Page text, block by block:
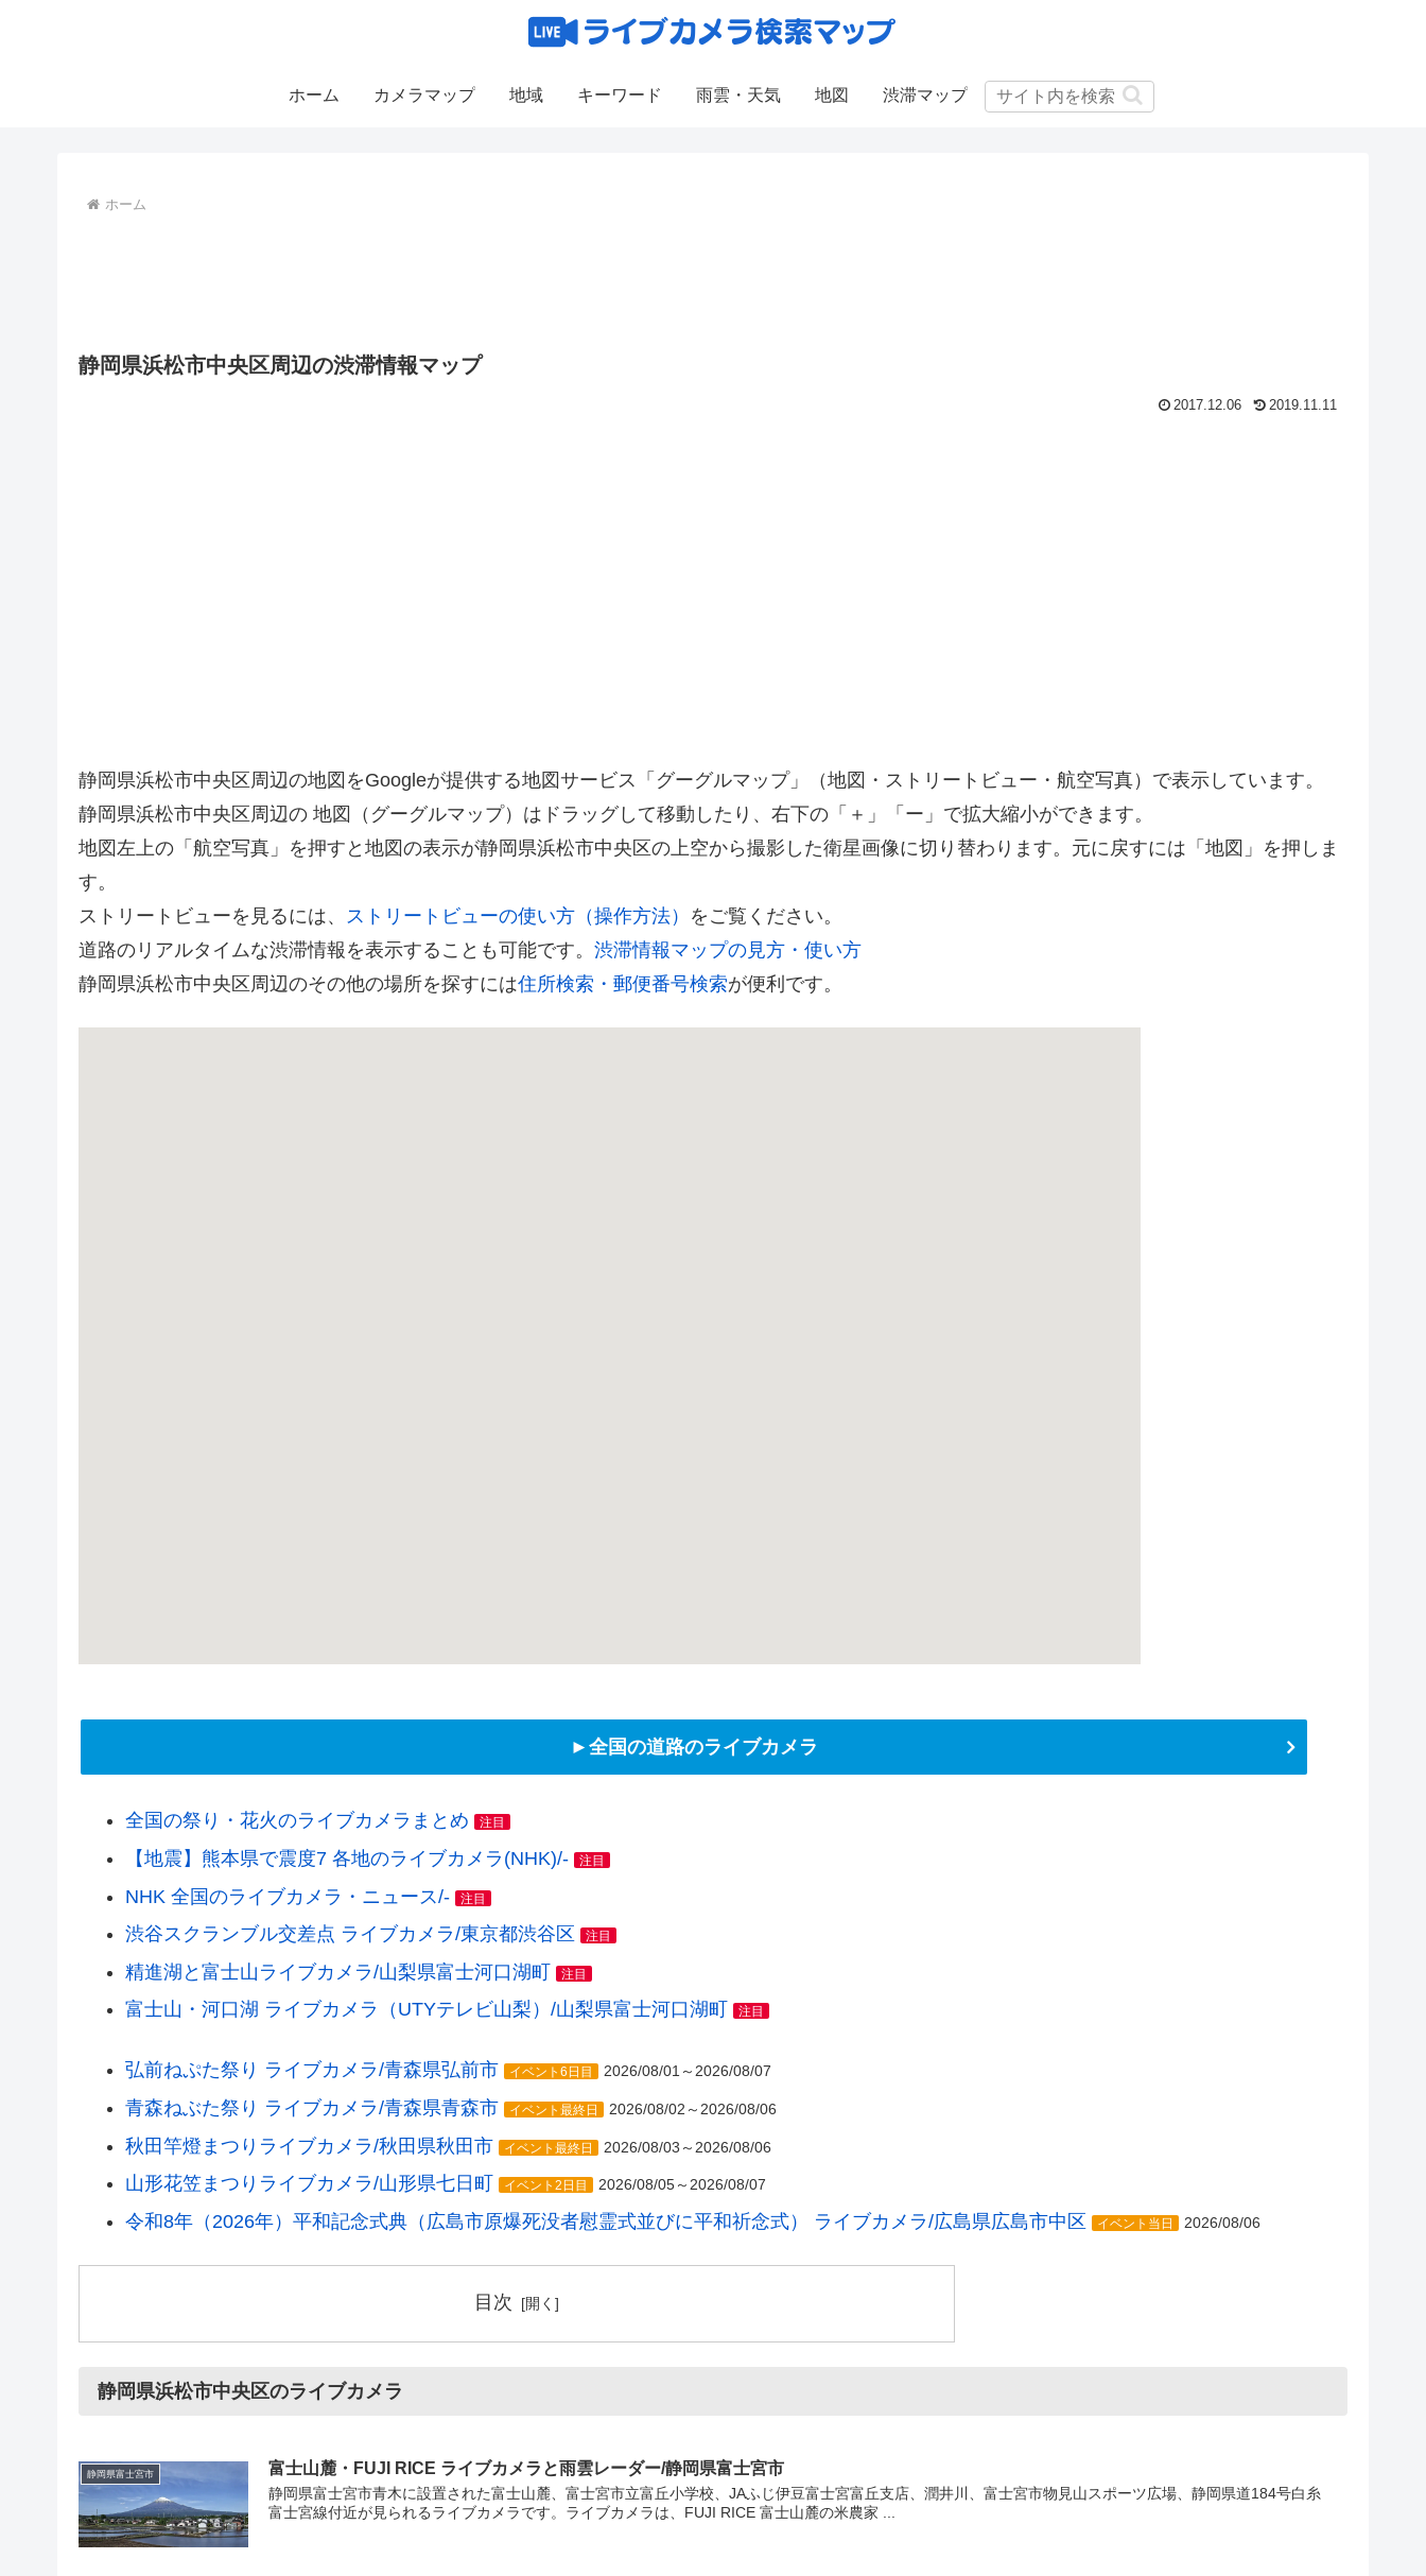
ホーム カメラマップ 地域 キーワード 雨雲・天気 地図 渋滞マップ
ホーム
静岡県浜松市中央区周辺の渋滞情報マップ
2017.12.06 2019.11.11
静岡県浜松市中央区周辺の地図をGoogleが提供する地図サービス「グーグルマップ」（地図・ストリートビュー・航空写真）で表示しています。
静岡県浜松市中央区周辺の 地図（グーグルマップ）はドラッグして移動したり、右下の「＋」「ー」で拡大縮小ができます。
地図左上の「航空写真」を押すと地図の表示が静岡県浜松市中央区の上空から撮影した衛星画像に切り替わります。元に戻すには「地図」を押しま
す。
ストリートビューを見るには、
ストリートビューの使い方（操作方法） をご覧ください。
道路のリアルタイムな渋滞情報を表示することも可能です。 渋滞情報マップの見方・使い方
静岡県浜松市中央区周辺のその他の場所を探すには住所検索・郵便番号検索が便利です。
►全国の道路のライブカメラ
全国の祭り・花火のライブカメラまとめ 注目
【地震】熊本県で震度7 各地のライブカメラ(NHK)/- 注目
NHK 全国のライブカメラ・ニュース/- 注目
渋谷スクランブル交差点 ライブカメラ/東京都渋谷区 注目
精進湖と富士山ライブカメラ/山梨県富士河口湖町 注目
富士山・河口湖 ライブカメラ（UTYテレビ山梨）/山梨県富士河口湖町 注目
弘前ねぷた祭り ライブカメラ/青森県弘前市 イベント6日目 2026/08/01～2026/08/07
青森ねぶた祭り ライブカメラ/青森県青森市 イベント最終日 2026/08/02～2026/08/06
秋田竿燈まつりライブカメラ/秋田県秋田市 イベント最終日 2026/08/03～2026/08/06
山形花笠まつりライブカメラ/山形県七日町 イベント2日目 2026/08/05～2026/08/07
令和8年（2026年）平和記念式典（広島市原爆死没者慰霊式並びに平和祈念式） ライブカメラ/広島県広島市中区 イベント当日 2026/08/06
目次
静岡県浜松市中央区のライブカメラ
静岡県富士宮市 富士山麓・FUJI RICE ライブカメラと雨雲レーダー/静岡県富士宮市
静岡県富士宮市青木に設置された富士山麓、富士宮市立富丘小学校、JAふじ伊豆富士宮富丘支店、潤井川、富士宮市物見山スポーツ広場、静岡県道184号白糸
富士宮線付近が見られるライブカメラです。ライブカメラは、FUJI RICE 富士山麓の米農家 ...